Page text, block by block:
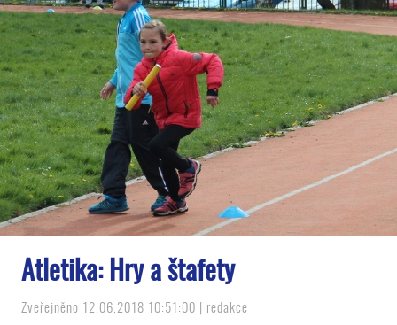
Atletika: Hry a štafety
Zveřejněno 12.06.2018 10:51:00 | redakce